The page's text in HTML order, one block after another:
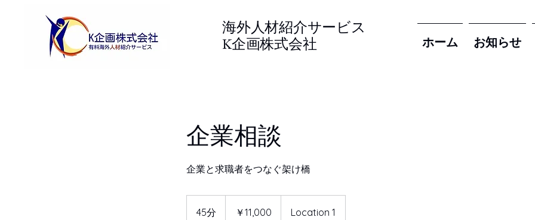
ホーム お知らせ
海外人材紹介サービス
K企画​株式会社
企業相談
企業と求職者をつなぐ架け橋
45分 ￥11,000 Location 1